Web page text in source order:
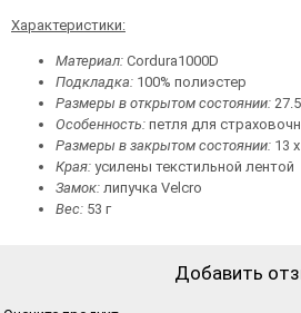
Характеристики:
Материал: Cordura1000D
Подкладка: 100% полиэстер
Размеры в открытом состоянии:
Особенность: петля для
Размеры в закрытом состоянии: 13
Края: усилены текстильной лентой
Замок: липучка Velcro
Вес: 53 г
Добавить